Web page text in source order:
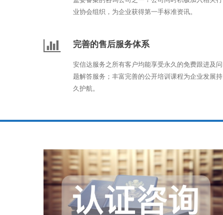
业协会组织，为企业获得第一手标准资讯。
完善的售后服务体系
安信达服务之所有客户均能享受永久的免费跟进及问
题解答服务；丰富完善的公开培训课程为企业发展持
久护航。